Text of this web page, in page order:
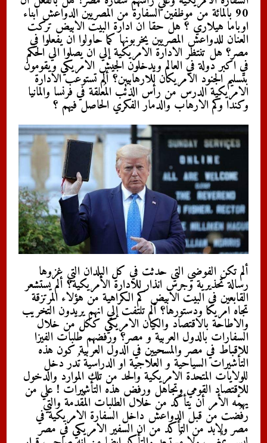
90 بالمائة من موظفين السفارة من المصريين الدواعش ابناء
اوباما هيلاري ؟ هل حقا ان ادارة البيت الابيض تركت
العنان للدواعش المصريين يخربونها كما حاولوا ان يفعلوا في
مصر؟ هل تنتظر الادارة الامريكية إلي ان يصلوا الي الحكم
في اكبر دولة في العالم ويدخلون الجيش الامريكي ويقومون
بتسليم الجنود الامريكان للارهابيين؟ ألم تستوعب الادارة
الامريكية الدرس من رأس الذئب المُعلقة في فرنسا والمانيا
وكندا وكم الارهاب والدمار الفكري الحاصل فيهم ؟
ألم تكن الفوضي التي حدثت في كل البلدان التي غزوها
رسالة تحذيرية وجرس انذار للادارة الأمريكية؟ ألم يستشعر
القابعين في البيت الابيض كم الكراهية من هؤلاء المرتزقة
تجاه امريكا ودستورها؟ ألم تلتفت إلي انهم يريدون التخريب
والاطاحة بالاقتصاد والكيان الامريكي ككل من خلال
السفارات بالدول العربية و مصر؟ ورفضهم طلبات الفيزا
للاقباط في مصر والمسحيين في الدول العربية كون هذه
التأشيرات السياحية و العلاجية او الدراسية تُدر دخل
للولايات المتحدة الامريكية والحد من تلك الموارد والدخول
للإقتصاد القومي وتجاهل ورفض هذه التأشيرات ! علي من
يهمه الأمر أن يتأكد من خلال الطلبات المُقدمة والتي
رفُضت من قبل الدواعش داخل السفارة الامريكية في
مصر ولابد من التأكد من ان السفير الامريكي في مصر